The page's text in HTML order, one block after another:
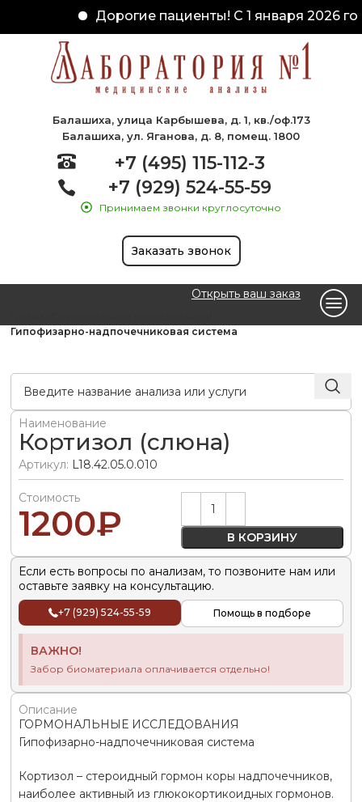
Дорогие пациенты! С 1 января 2026
Балашиха, улица Карбышева, д. 1, кв./оф.173
Балашиха, ул. Яганова, д. 8, помещ. 1800
+7 (495) 115-112-3
+7 (929) 524-55-59
Принимаем звонки круглосуточно
Заказать звонок
Открыть ваш заказ
Гипофизарно-надпочечниковая система
Наименование
Кортизол (слюна)
Артикул: L18.42.05.0.010
Стоимость
1200₽ В КОРЗИНУ
Alternative:
Если есть вопросы по анализам, то позвоните нам или
оставьте заявку на консультацию.
+7 (929) 524-55-59 Помощь в подборе
ВАЖНО!
Забор биоматериала оплачивается отдельно!
Описание
ГОРМОНАЛЬНЫЕ ИССЛЕДОВАНИЯ
Гипофизарно-надпочечниковая система
Кортизол – стероидный гормон коры надпочечников,
наиболее активный из глюкокортикоидных гормонов.